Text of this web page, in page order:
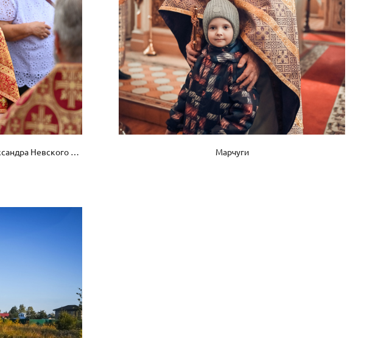
Престольный праздник в честь Александра Невского с. Ванилово Марчуги